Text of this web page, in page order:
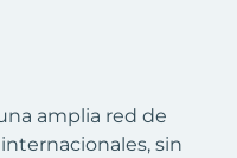
amplia red de
sin